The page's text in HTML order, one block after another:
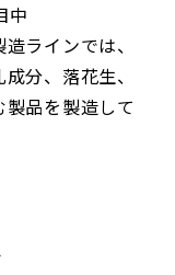
中
ラインでは、
分、落花生、
製品を製造して